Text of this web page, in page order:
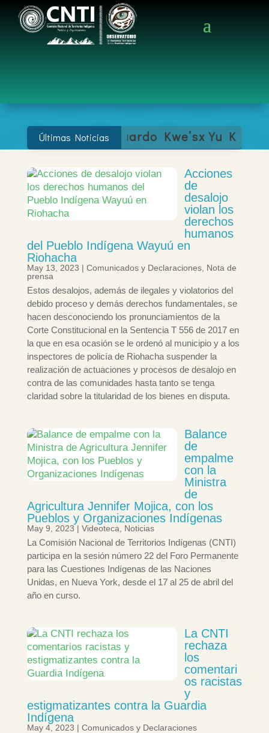
Últimas NoticiasKwe’sx Yu Kiwe y exigimos
Acciones
de
desalojo
violan los
derechos
humanos
del Pueblo Indígena Wayuú en
Riohacha
May 13, 2023 | Comunicados y Declaraciones, Nota de
prensa
Estos desalojos, además de ilegales y violatorios del
debido proceso y demás derechos fundamentales, se
hacen desconociendo los pronunciamientos de la
Corte Constitucional en la Sentencia T 556 de 2017 en
la que en esa ocasión se le ordenó al municipio y a los
inspectores de policía de Riohacha suspender la
realización de actuaciones y procesos de desalojo en
contra de las comunidades hasta tanto se tenga
claridad sobre la titularidad de los bienes en disputa.
Balance
de
empalme
con la
Ministra
de
Agricultura Jennifer Mojica, con los
Pueblos y Organizaciones Indígenas
May 9, 2023| Videoteca Noticias
La Comisión Nacional de Territorios Indígenas (CNTI)
participa en la sesión número 22 del Foro Permanente
para las Cuestiones Indígenas de las Naciones
Unidas, en Nueva York, desde el 17 al 25 de abril del
año en curso.
La CNTI
rechaza
los
comentari
os racistas
y
estigmatizantes contra la Guardia
Indígena
May 4, 2023 | Comunicados y Declaraciones